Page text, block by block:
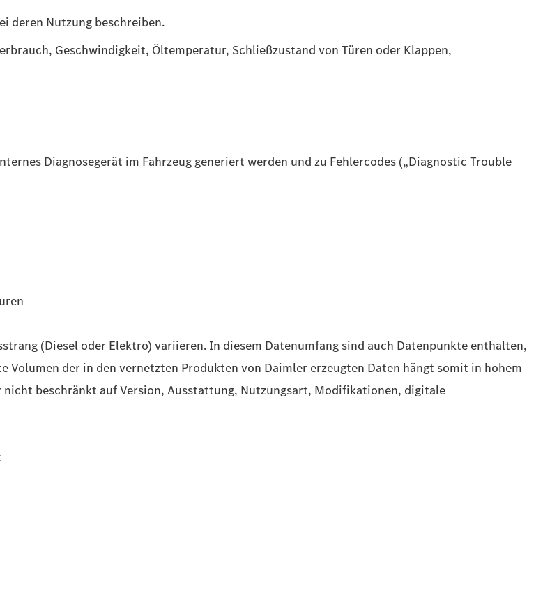
deren Nutzung beschreiben.
Geschwindigkeit, Öltemperatur, Schließzustand von Türen oder Klappen,
Diagnosegerät im Fahrzeug generiert werden und zu Fehlercodes („Diagnostic Trouble
(Diesel oder Elektro) variieren. In diesem Datenumfang sind auch Datenpunkte enthalten,
Volumen der in den vernetzten Produkten von Daimler erzeugten Daten hängt somit in hohem
beschränkt auf Version, Ausstattung, Nutzungsart, Modifikationen, digitale